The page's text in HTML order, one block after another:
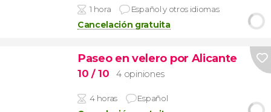
1 hora Español y otros idiomas
Cancelación gratuita
Paseo en velero por Alicante
10 / 10 4 opiniones
4 horas Español